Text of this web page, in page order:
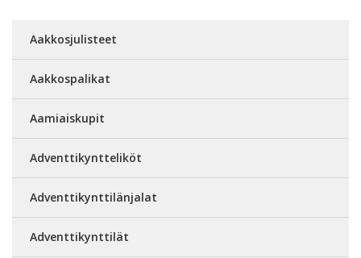
Aakkosjulisteet
Aakkospalikat
Aamiaiskupit
Adventtikyntteliköt
Adventtikynttilänjalat
Adventtikynttilät